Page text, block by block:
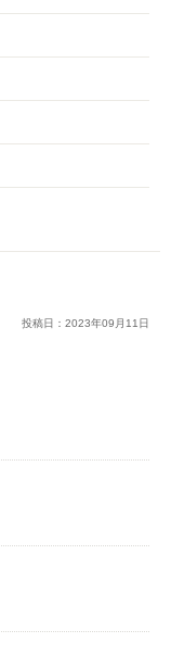
投稿日： 2023年09 月 11 日